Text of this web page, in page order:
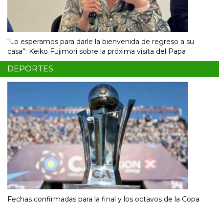
“Lo esperamos para darle la bienvenida de regreso a su
casa”: Keiko Fujimori sobre la próxima visita del Papa
DEPORTES
Fechas confirmadas para la final y los octavos de la Copa